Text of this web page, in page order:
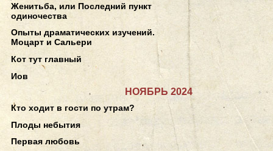
Женитьба, или Последний пункт
одиночества
Опыты драматических изучений.
Моцарт и Сальери
Кот тут главный
Иов
НОЯБРЬ 2024
Кто ходит в гости по утрам?
Плоды небытия
Первая любовь